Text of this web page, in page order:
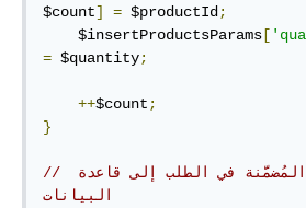
$count] = $productId;
    $insertProductsParams
[
= $quantity;
++$count;
}
// إضافة المنتجات المُضمَّنة في الطلب إلى قاعدة
البيانات